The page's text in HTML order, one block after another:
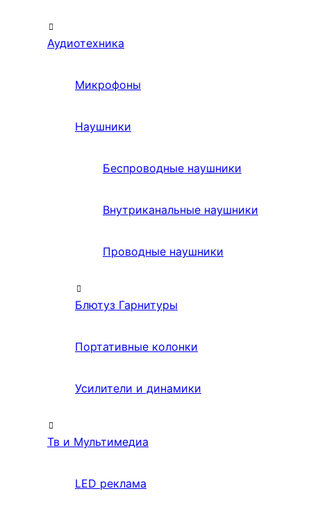
Аудиотехника
Микрофоны
Наушники
Беспроводные наушники
Внутриканальные наушники
Проводные наушники
Блютуз Гарнитуры
Портативные колонки
Усилители и динамики
Тв и Мультимедиа
LED реклама